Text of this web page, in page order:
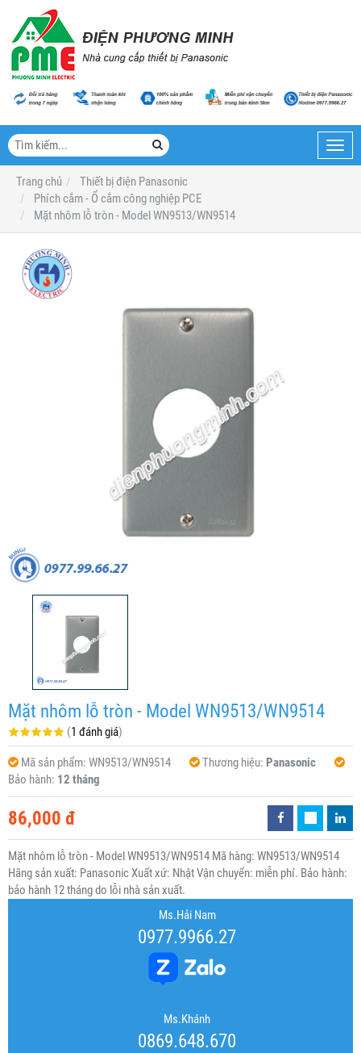
Trang chủ
Thiết bị điện Panasonic
Phích cắm - Ổ cắm công nghiệp PCE
Mặt nhôm lỗ tròn - Model WN9513/WN9514
Mặt nhôm lỗ tròn - Model WN9513/WN9514
(1 đánh giá)
Mã sản phẩm: WN9513/WN9514 Thương hiệu: Panasonic
Bảo hành: 12 tháng
86,000 đ
Mặt nhôm lỗ tròn - Model WN9513/WN9514 Mã hàng: WN9513/WN9514
Hãng sản xuất: Panasonic Xuất xứ: Nhật Vận chuyển: miễn phí. Bảo hành:
bảo hành 12 tháng do lỗi nhà sản xuất.
Ms.Hải Nam
0977.9966.27
Ms.Khánh
0869.648.670